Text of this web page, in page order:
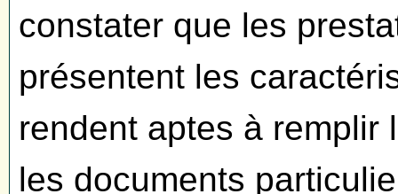
constater que les
présentent les
rendent aptes à remplir
les documents